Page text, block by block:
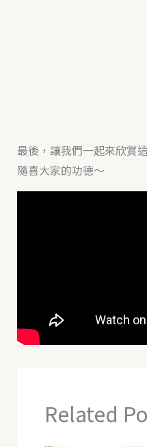
最後，讓我們一起來欣賞
隨喜大家的功德～
Related